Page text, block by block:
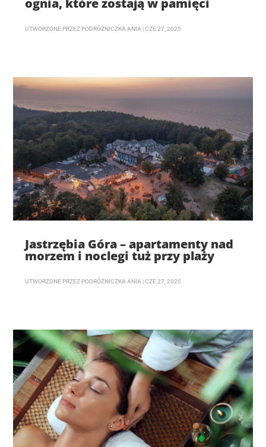
UTWORZONE PRZEZ PODRÓŻNICZKA ANIA |CZE 27, 2025
Jastrzębia Góra – apartamenty nad
morzem i noclegi tuż przy plaży
UTWORZONE PRZEZ PODRÓŻNICZKA ANIA |CZE 27, 2025